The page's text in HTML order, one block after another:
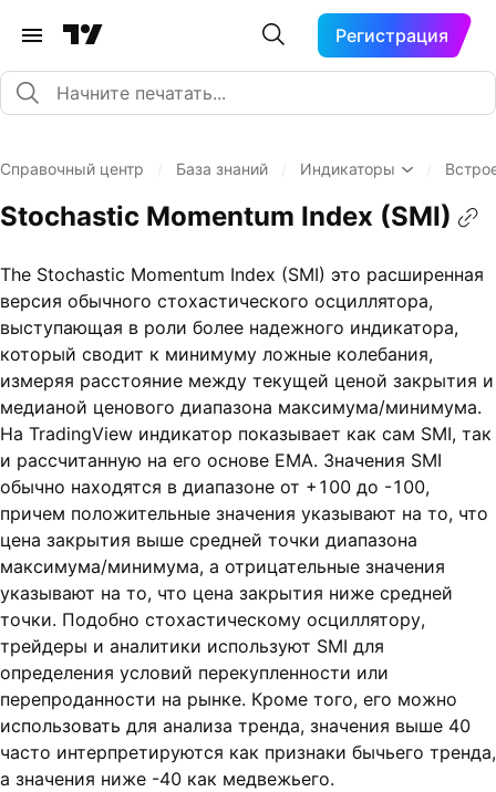
Регистрация
Справочный центр База знаний Индикаторы
Stochastic Momentum Index (SMI)
The Stochastic Momentum Index (SMI) это расширенная
версия обычного стохастического осциллятора,
выступающая в роли более надежного индикатора,
который сводит к минимуму ложные колебания,
измеряя расстояние между текущей ценой закрытия и
медианой ценового диапазона максимума/минимума.
На TradingView индикатор показывает как сам SMI, так
и рассчитанную на его основе EMA. Значения SMI
обычно находятся в диапазоне от +100 до -100,
причем положительные значения указывают на то, что
цена закрытия выше средней точки диапазона
максимума/минимума, а отрицательные значения
указывают на то, что цена закрытия ниже средней
точки. Подобно стохастическому осциллятору,
трейдеры и аналитики используют SMI для
определения условий перекупленности или
перепроданности на рынке. Кроме того, его можно
использовать для анализа тренда, значения выше 40
часто интерпретируются как признаки бычьего тренда,
а значения ниже -40 как медвежьего.